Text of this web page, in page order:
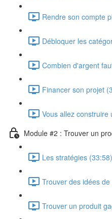
Rendre son compte
Débloquer les
Combien d'argent
Financer son projet
Vous allez construire
Module #2 : Trouver un
Les stratégies (33:58)
Trouver des idées
Trouver un produit